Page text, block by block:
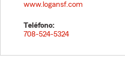
www.logansf.com
Teléfono:
708-524-5324